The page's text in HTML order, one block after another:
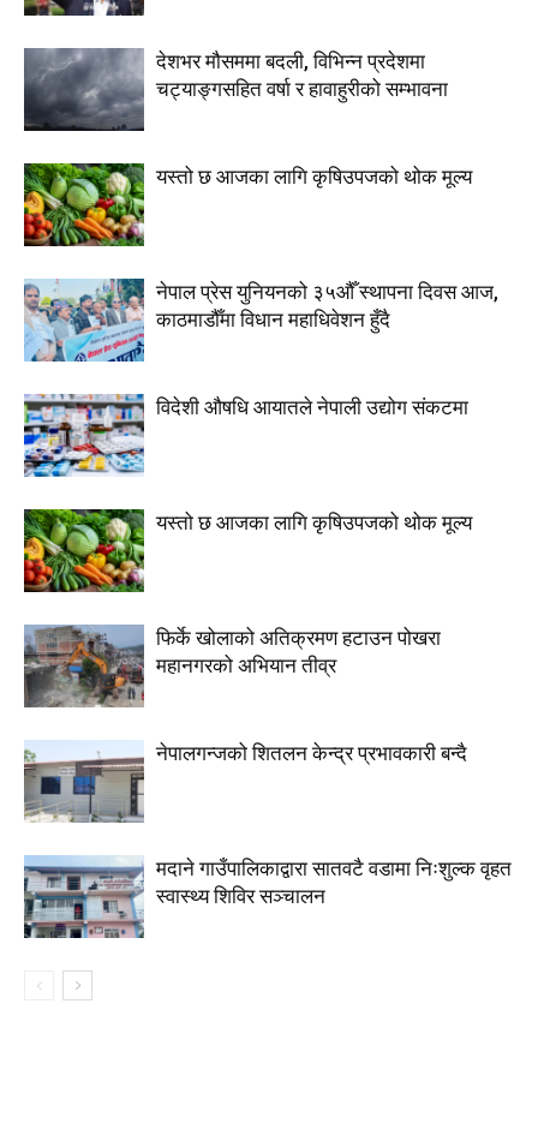
देशभर मौसममा बदली, विभिन्न प्रदेशमा
चट्याङ्गसहित वर्षा र हावाहुरीको सम्भावना
यस्तो छ आजका लागि कृषिउपजको थोक मूल्य
नेपाल प्रेस युनियनको ३५औँ स्थापना दिवस आज,
काठमाडौँमा विधान महाधिवेशन हुँदै
विदेशी औषधि आयातले नेपाली उद्योग संकटमा
यस्तो छ आजका लागि कृषिउपजको थोक मूल्य
फिर्के खोलाको अतिक्रमण हटाउन पोखरा
महानगरको अभियान तीव्र
नेपालगन्जको शितलन केन्द्र प्रभावकारी बन्दै
मदाने गाउँपालिकाद्वारा सातवटै वडामा निःशुल्क वृहत
स्वास्थ्य शिविर सञ्चालन